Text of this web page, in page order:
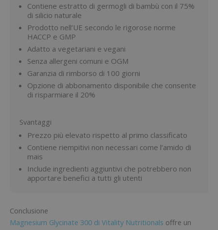
Contiene estratto di germogli di bambù con il 75%
di silicio naturale
Prodotto nell’UE secondo le rigorose norme
HACCP e GMP
Adatto a vegetariani e vegani
Senza allergeni comuni e OGM
Garanzia di rimborso di 100 giorni
Opzione di abbonamento disponibile che consente
di risparmiare il 20%
Svantaggi
Prezzo più elevato rispetto al primo classificato
Contiene riempitivi non necessari come l’amido di
mais
Include ingredienti aggiuntivi che potrebbero non
apportare benefici a tutti gli utenti
Conclusione
Magnesium Glycinate 300 di Vitality Nutritionals offre un